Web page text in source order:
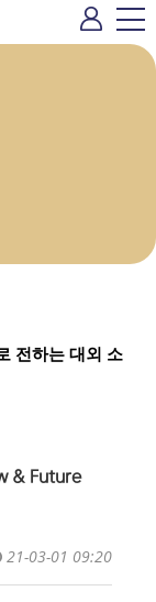
전하는 대외 소
& Future
21-03-01 09:20